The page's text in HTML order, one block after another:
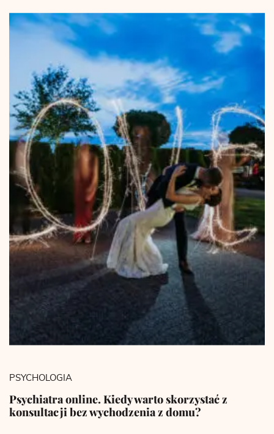
PSYCHOLOGIA
Psychiatra online. Kiedy warto skorzystać z
konsultacji bez wychodzenia z domu?